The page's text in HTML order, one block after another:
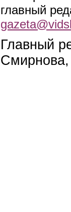
главный
Главный
Смирнова,